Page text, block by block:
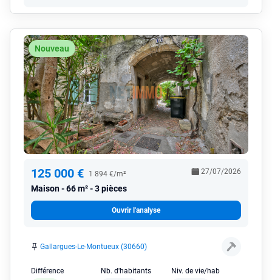
Nouveau
125 000 € 1 894 €/m²
Maison 66 m² - 3 pièces
27/07/2026
Ouvrir l'analyse
Gallargues-Le-Montueux (30660)
Différence
Nb. d'habitants
Niv. de vie/hab